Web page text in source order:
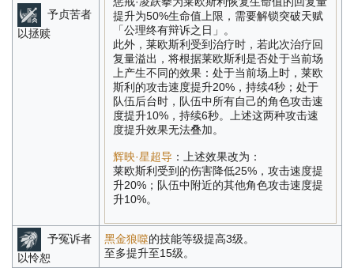
予贞苦者
以拯赎
提升为50%生命值上限，需要解锁突破天赋
「公理终有辩诉之日」。
此外，莱欧斯利受到治疗时，若此次治疗回
复量溢出，将根据莱欧斯利是否处于当前场
上产生不同的效果：处于当前场上时，莱欧
斯利的攻击速度提升20%，持续4秒；处于
队伍后台时，队伍中所有自己的角色攻击速
度提升10%，持续6秒。上述这两种攻击速
度提升效果无法叠加。
辉映·星超导 ：上述效果改为：
莱欧斯利受到的伤害降低25%，攻击速度提
升20%；队伍中附近的其他角色攻击速度提
升10%。
予冤诉者
以怜恕
黑金狼噬的技能等级提高3级。
至多提升至15级。